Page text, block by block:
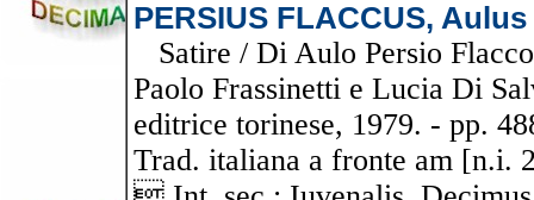
PERSIUS FLACCUS, Aulus
Satire / Di Aulo Persio
Paolo Frassinetti e Lucia Di
editrice torinese, 1979. - pp.
Trad. italiana a fronte am [n.i.